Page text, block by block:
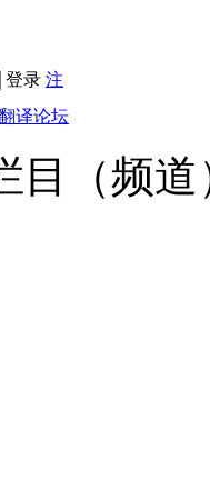
登录 注
译论坛
目（频道